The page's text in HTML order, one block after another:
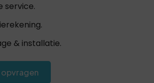
service.
& installatie.